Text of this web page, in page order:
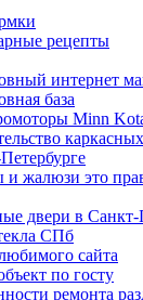
рецепты
интернет
база
Minn
и жалюзи это
двери в Санкт-
СПб
сайта
по госту
ремонта